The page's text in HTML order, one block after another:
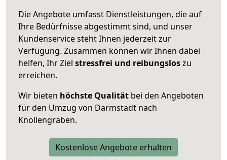
Die Angebote umfasst Dienstleistungen, die auf
Ihre Bedürfnisse abgestimmt sind, und unser
Kundenservice steht Ihnen jederzeit zur
Verfügung. Zusammen können wir Ihnen dabei
helfen, Ihr Ziel stressfrei und reibungsloszu
erreichen.
Wir bieten höchste Qualität bei den Angeboten
für den Umzug von Darmstadt nach
Knollengraben.
Kostenlose Angebote erhalten